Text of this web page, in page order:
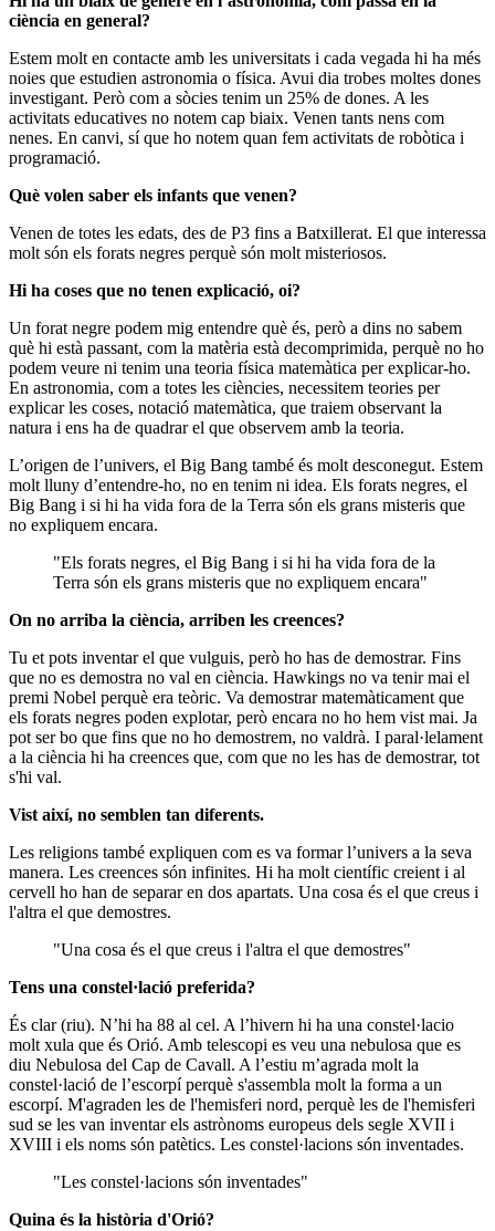
ciència en general?
Estem molt en contacte amb les universitats i cada vegada hi ha més
noies que estudien astronomia o física. Avui dia trobes moltes dones
investigant. Però com a sòcies tenim un 25% de dones. A les
activitats educatives no notem cap biaix. Venen tants nens com
nenes. En canvi, sí que ho notem quan fem activitats de robòtica i
programació.
Què volen saber els infants que venen?
Venen de totes les edats, des de P3 fins a Batxillerat. El que interessa
molt són els forats negres perquè són molt misteriosos.
Hi ha coses que no tenen explicació, oi?
Un forat negre podem mig entendre què és, però a dins no sabem
què hi està passant, com la matèria està decomprimida, perquè no ho
podem veure ni tenim una teoria física matemàtica per explicar-ho.
En astronomia, com a totes les ciències, necessitem teories per
explicar les coses, notació matemàtica, que traiem observant la
natura i ens ha de quadrar el que observem amb la teoria.
L’origen de l’univers, el Big Bang també és molt desconegut. Estem
molt lluny d’entendre-ho, no en tenim ni idea. Els forats negres, el
Big Bang i si hi ha vida fora de la Terra són els grans misteris que
no expliquem encara.
"Els forats negres, el Big Bang i si hi ha vida fora de la
Terra són els grans misteris que no expliquem encara"
On no arriba la ciència, arriben les creences?
Tu et pots inventar el que vulguis, però ho has de demostrar. Fins
que no es demostra no val en ciència. Hawkings no va tenir mai el
premi Nobel perquè era teòric. Va demostrar matemàticament que
els forats negres poden explotar, però encara no ho hem vist mai. Ja
pot ser bo que fins que no ho demostrem, no valdrà. I paral·lelament
a la ciència hi ha creences que, com que no les has de demostrar, tot
s'hi val.
Vist així, no semblen tan diferents.
Les religions també expliquen com es va formar l’univers a la seva
manera. Les creences són infinites. Hi ha molt científic creient i al
cervell ho han de separar en dos apartats. Una cosa és el que creus i
l'altra el que demostres.
"Una cosa és el que creus i l'altra el que demostres"
Tens una constel·lació preferida?
És clar (riu). N’hi ha 88 al cel. A l’hivern hi ha una constel·lacio
molt xula que és Orió. Amb telescopi es veu una nebulosa que es
diu Nebulosa del Cap de Cavall. A l’estiu m’agrada molt la
constel·lació de l’escorpí perquè s'assembla molt la forma a un
escorpí. M'agraden les de l'hemisferi nord, perquè les de l'hemisferi
sud se les van inventar els astrònoms europeus dels segle XVII i
XVIII i els noms són patètics. Les constel·lacions són inventades.
"Les constel·lacions són inventades"
Quina és la història d'Orió?